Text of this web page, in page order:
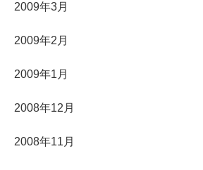
2009年3月
2009年2月
2009年1月
2008年12月
2008年11月